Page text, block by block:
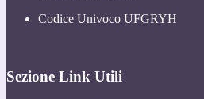
Codice Univoco UFGRYH
Sezione Link Utili